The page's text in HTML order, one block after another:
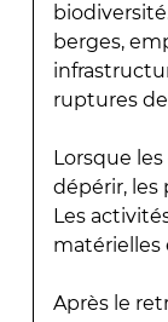
berges,
ruptures
Lorsque
dépérir, les
Les
matérielles
Après le